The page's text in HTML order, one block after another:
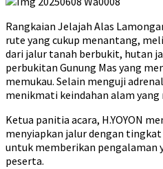
Rangkaian Jelajah Alas
rute yang cukup menantang,
dari jalur tanah berbukit, hutan
perbukitan Gunung Mas yang
memukau. Selain menguji
menikmati keindahan alam yang
Ketua panitia acara, H.YOYON
menyiapkan jalur dengan
untuk memberikan pengalaman
peserta.